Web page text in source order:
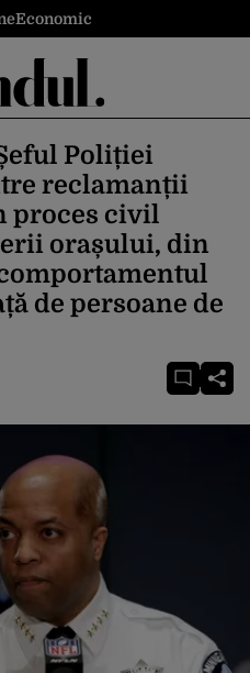
Economic
Poliției
reclamanții
proces civil
orașului, din
de persoane de